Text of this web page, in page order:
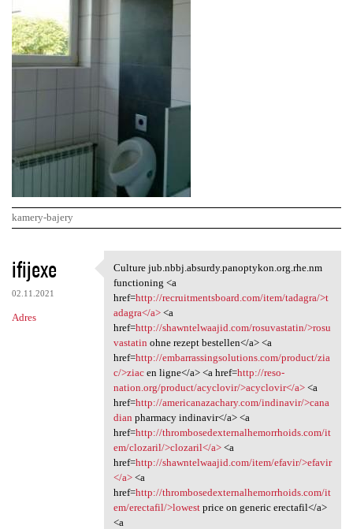
kamery-bajery
K
o
m
e
ifijexe
02.11.2021
Adres
Culture jub.nbbj.absurdy
Culture jub.nbbj.absurdy.panoptykon.org.rhe.nm
functioning <a
href=http://recruitmentsboard.com/item/tadagra/>t
adagra</a><a
href=http://shawntelwaajid.com/rosuvastatin/>rosu
vastatin ohne rezept bestellen</a> <a
href=http://embarrassingsolutions.com/product/zia
c/>ziacen ligne</a> <a href=http://reso-
nation.org/product/acyclovir/>acyclovir</a><a
href=http://americanazachary.com/indinavir/>cana
dian pharmacy indinavir</a> <a
href=http://thrombosedexternalhemorrhoids.com/it
em/clozaril/>clozaril</a><a
href=http://shawntelwaajid.com/item/efavir/>efavir
</a><a
href=http://thrombosedexternalhemorrhoids.com/it
em/erectafil/>lowestprice on generic erectafil</a>
<a